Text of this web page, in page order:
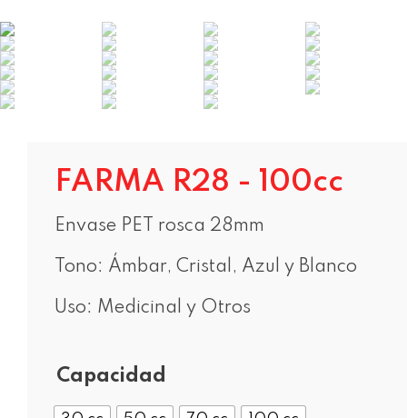
FARMA R28 - 100cc
Envase PET rosca 28mm
Tono: Ámbar, Cristal, Azul y Blanco
Uso: Medicinal y Otros
Capacidad